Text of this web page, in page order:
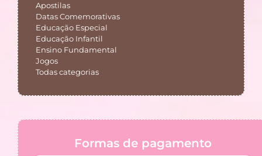
Apostilas
Datas Comemorativas
Educação Especial
Educação Infantil
Ensino Fundamental
Jogos
Todas categorias
Formas de pagamento